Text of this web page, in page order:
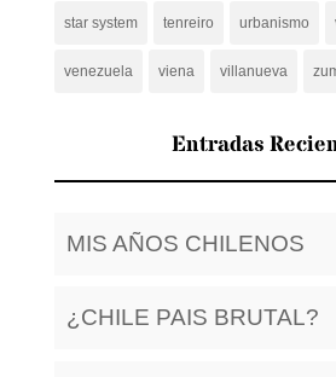
star system tenreiro urbanismo
venezuela viena villanueva
Entradas
MIS AÑOS CHILENOS
¿CHILE PAIS BRUTAL?